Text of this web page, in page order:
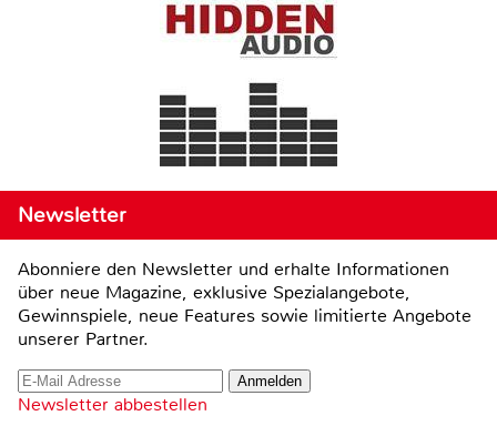
Newsletter
Abonniere den Newsletter und erhalte Informationen
über neue Magazine, exklusive Spezialangebote,
Gewinnspiele, neue Features sowie limitierte Angebote
unserer Partner.
Newsletter abbestellen